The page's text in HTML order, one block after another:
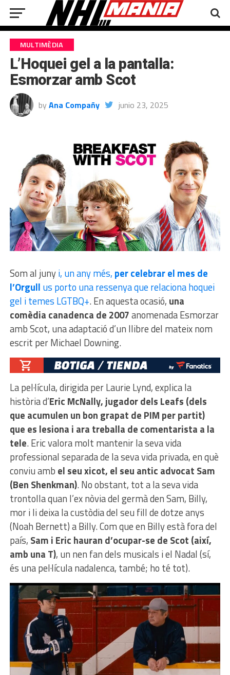
MULTIMÈDIA
L’Hoquei gel a la pantalla:
Esmorzar amb Scot
by Ana Compañy junio 23, 2025
Som al junyi, un any més, per celebrar el mes de
l’Orgull us porto una ressenya que relaciona hoquei
gel i temes LGTBQ+. En aquesta ocasió, una
comèdia canadenca de 2007anomenada Esmorzar
amb Scot, una adaptació d’un llibre del mateix nom
escrit per Michael Downing.
La pel·lícula, dirigida per Laurie Lynd, explica la
història d’Eric McNally, jugador dels Leafs (dels
que acumulen un bon grapat de PIM per partit)
que es lesiona i ara treballa de comentarista a la
tele. Eric valora molt mantenir la seva vida
professional separada de la seva vida privada, en què
conviu amb el seu xicot, el seu antic advocat Sam
(Ben Shenkman). No obstant, tot a la seva vida
trontolla quan l’ex nòvia del germà den Sam, Billy,
mor i li deixa la custòdia del seu fill de dotze anys
(Noah Bernett) a Billy. Com que en Billy està fora del
país, Sam i Eric hauran d’ocupar-se de Scot (així,
amb una T), un nen fan dels musicals i el Nadal (sí,
és una pel·lícula nadalenca, també; ho té tot).